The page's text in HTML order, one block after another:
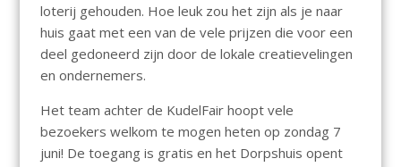
loterij gehouden. Hoe leuk zou het zijn als je naar
huis gaat met een van de vele prijzen die voor een
deel gedoneerd zijn door de lokale creatievelingen
en ondernemers.
Het team achter de KudelFair hoopt vele
bezoekers welkom te mogen heten op zondag 7
juni! De toegang is gratis en het Dorpshuis opent